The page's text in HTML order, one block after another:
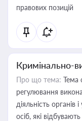
правових позицій
Кримінально-
Про що тема: Тема
регулювання
діяльність органів
осіб, які